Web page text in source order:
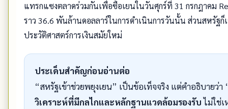
แทรกแซงตลาดร่วมกันเพื่อซื้อเยนในวันศุกร์ที่ 31 กรกฎาคม
ราว 36.6 พันล้านดอลลาร์ในการดำเนินการวันนั้น ส่วนสหรัฐ
ประวัติศาสตร์การเงินสมัยใหม่
ประเด็นสำคัญก่อนอ่านต่อ
“สหรัฐเข้าช่วยพยุงเยน” เป็นข้อเท็จจริง แต่คำอธิบาย
วิเคราะห์ที่มีกลไกและหลักฐานแวดล้อมรองรับไม่ใช่